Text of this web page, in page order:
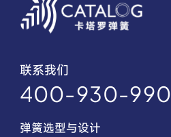
联系我们
400-930-990
弹簧选型与设计